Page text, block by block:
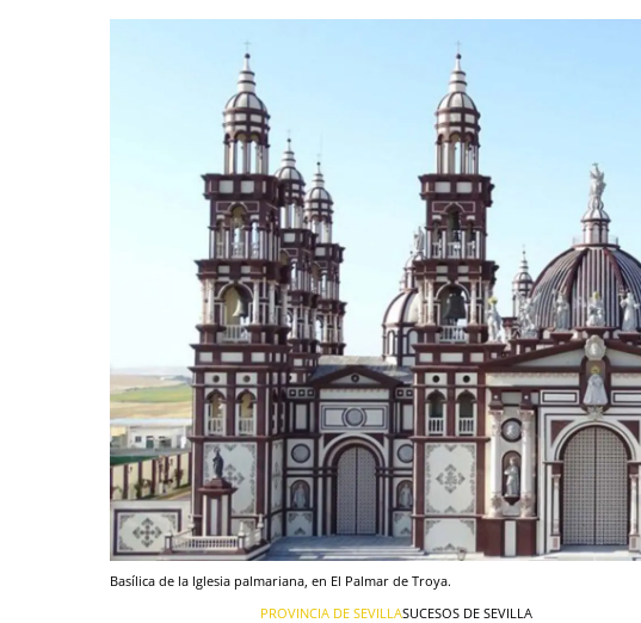
Basílica de la Iglesia palmariana, en El Palmar de Troya.
PROVINCIA DE SEVILLASUCESOS DE SEVILLA